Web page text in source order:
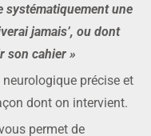
systématiquement une
jamais’, ou dont
son cahier »
précise et
dont on intervient.
permet de